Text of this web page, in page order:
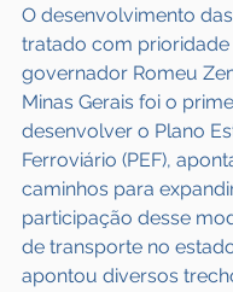
O desenvolvimento
tratado com prioridade
governador Romeu
Minas Gerais foi o
desenvolver o Plano
Ferroviário (PEF),
caminhos para
participação desse
de transporte no
apontou diversos